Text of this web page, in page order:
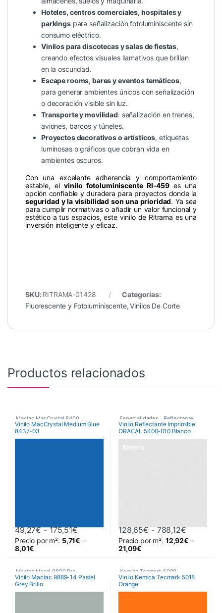
Hoteles, centros comerciales, hospitales y
parkingspara señalización fotoluminiscente sin
consumo eléctrico.
Vinilos para discotecas y salas de fiestas,
creando efectos visuales llamativos que brillan
en la oscuridad.
Escape rooms, bares y eventos temáticos,
para generar ambientes únicos con señalización
o decoración visible sin luz.
Transporte y movilidad: señalización en trenes,
aviones, barcos y túneles.
Proyectos decorativos o artísticos, etiquetas
luminosas o gráficos que cobran vida en
ambientes oscuros.
Con una excelente adherencia y comportamiento
estable, elvinilo fotoluminiscente RI-459 es una
opción confiable y duradera para proyectos donde la
seguridad y la visibilidad son una prioridad. Ya sea
para cumplir normativas o añadir un valor funcional y
estético a tus espacios, este vinilo de Ritrama es una
inversión inteligente y eficaz.
SKU: RITRAMA-01428
Categorías:
Fluorescente y Fotoluminiscente,Vinilos De Corte
Productos relacionados
Mactac MacCrystal 8400
Vinilos De Corte
Vinilo MacCrystal Medium Blue
8437-03
49,27€ - 175,51€Rango de precios: desde 49,27€ hasta
Precio por m²: 5,71€ –
8,01€
Este producto tiene múltiples variantes. Las opciones se
Especialidades Reflectante
Vinilos De Corte
Vinilo Reflectante Imprimible
ORACAL 5400-010 Blanco
128,65€ - 788,12€Rango
Precio por m²: 12,92€ –
21,09€
Este producto tiene múltiples
Mactac Macal 9800 Pro
Poliméricos
Vinilo Mactac 9889-14 Pastel
Grey Brillo
Kemica Tecmark 5000
Poliméricos
Vinilo Kemica Tecmark 5018
Orange